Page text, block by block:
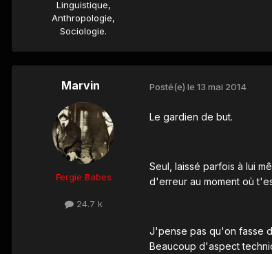
Linguistique,
Anthropologie,
Sociologie.
Marvin
Fergie Babes
24.7 k
Posté(e) le 13 mai 2014
Le gardien de but.
Seul, laissé parfois à lui
d'erreur au moment où
J'pense pas qu'on fasse
Beaucoup d'aspect